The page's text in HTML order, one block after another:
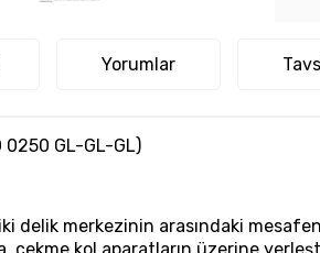
Yorumlar
0250 GL-GL-GL)
delik merkezinin arasındaki